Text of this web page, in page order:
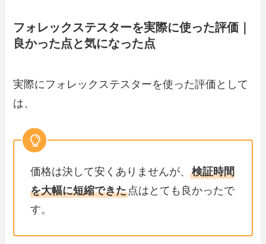
フォレックステスターを実際に使った評価｜
良かった点と気になった点
実際にフォレックステスターを使った評価として
は、
価格は決して安くありませんが、検証時間
を大幅に短縮できた点はとても良かったで
す。